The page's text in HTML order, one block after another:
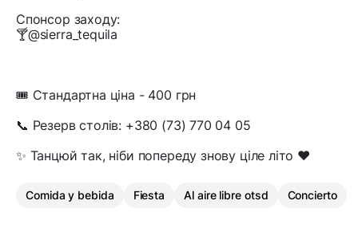
Спонсор заходу:
🍸@sierra_tequila
🎟️ Стандартна ціна - 400 грн
📞 Резерв столів: +380 (73) 770 04 05
✨ Танцюй так, ніби попереду знову ціле літо ❤️
Comida y bebida Fiesta Al aire libre otsd Concierto